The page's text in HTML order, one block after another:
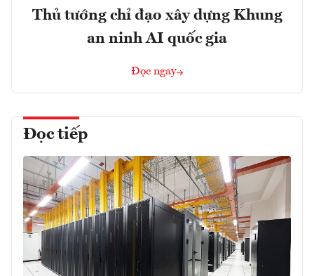
Thủ tướng chỉ đạo xây dựng Khung
an ninh AI quốc gia
Đọc ngay
Đọc tiếp